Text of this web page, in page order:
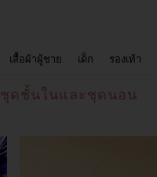
เสื้อผ้าผู้ชาย เด็ก รองเท้า
ชุดชั้นในและชุดนอน